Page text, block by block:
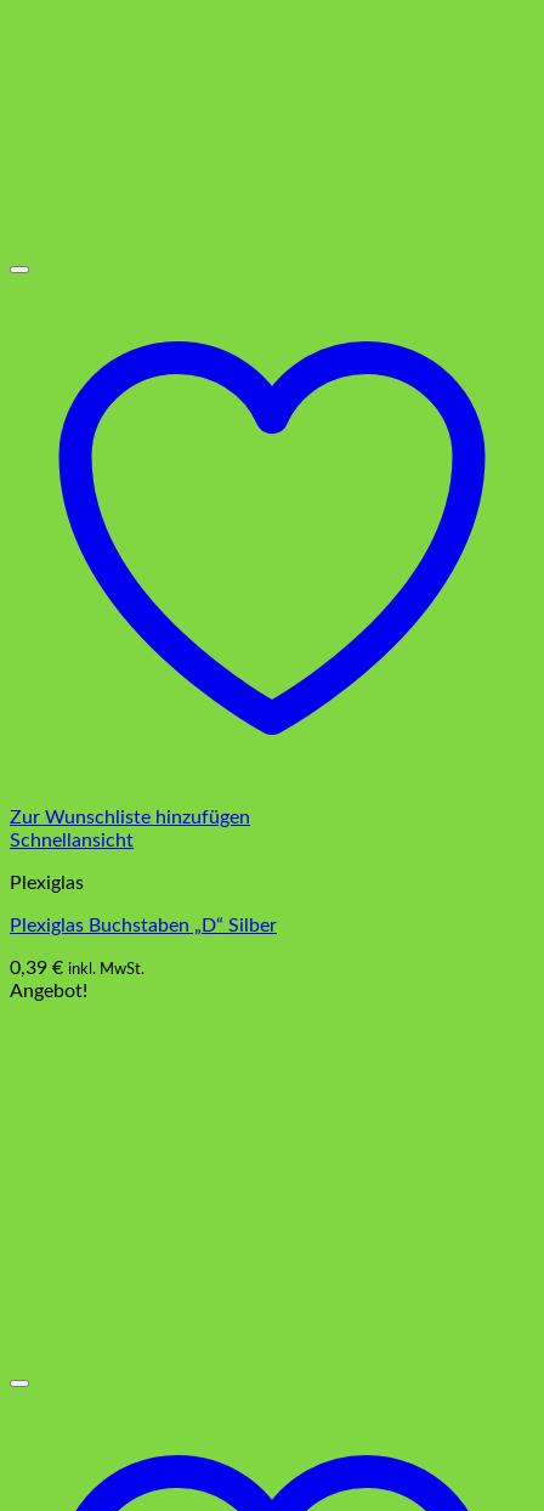
Zur Wunschliste hinzufügen
Schnellansicht
Plexiglas
Plexiglas Buchstaben „D“ Silber
0,39 € inkl. MwSt.
Angebot!